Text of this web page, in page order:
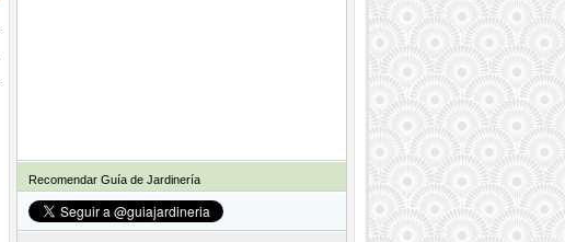
Recomendar Guía de Jardinería